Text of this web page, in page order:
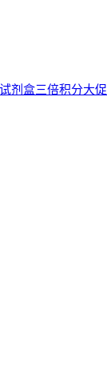
试剂盒三倍积分大促